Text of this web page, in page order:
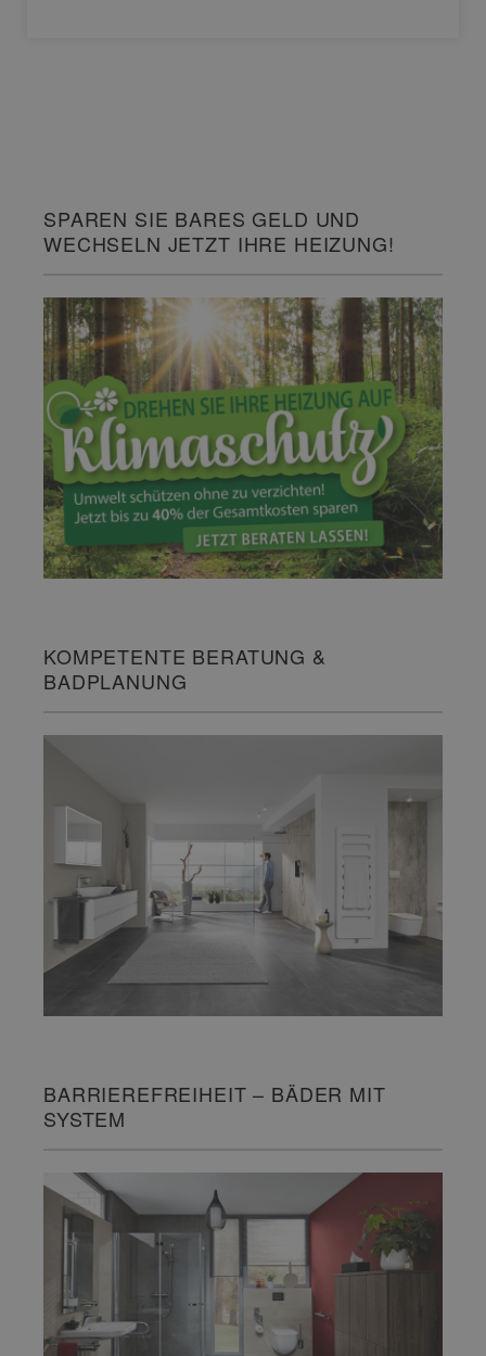
SPAREN SIE BARES GELD UND
WECHSELN JETZT IHRE HEIZUNG!
KOMPETENTE BERATUNG &
BADPLANUNG
BARRIEREFREIHEIT – BÄDER MIT
SYSTEM